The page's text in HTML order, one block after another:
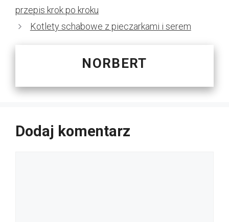
przepis krok po kroku
Kotlety schabowe z pieczarkami i serem
NORBERT
Dodaj komentarz